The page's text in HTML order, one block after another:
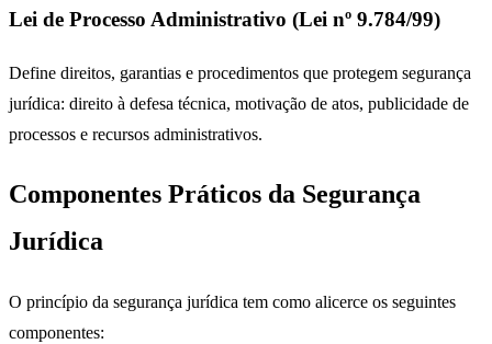
Lei de Processo Administrativo (Lei nº 9.784/99)
Define direitos, garantias e procedimentos que protegem segurança
jurídica: direito à defesa técnica, motivação de atos, publicidade de
processos e recursos administrativos.
Componentes Práticos da Segurança
Jurídica
O princípio da segurança jurídica tem como alicerce os seguintes
componentes: